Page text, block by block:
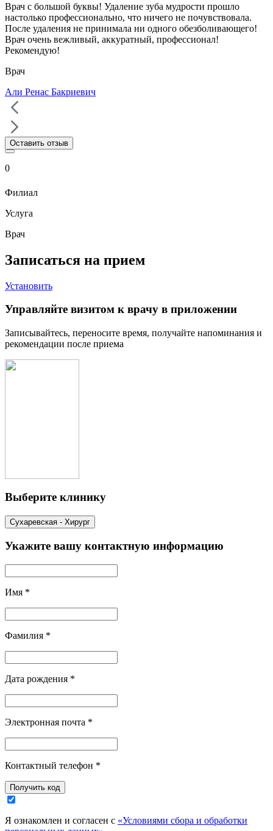
Врач с большой буквы! Удаление зуба мудрости прошло
настолько профессионально, что ничего не почувствовала.
После удаления не принимала ни одного обезболивающего!
Врач очень вежливый, аккуратный, профессионал!
Рекомендую!
Врач
Али Ренас Бакриевич
Оставить отзыв
0
Филиал
Услуга
Врач
Записаться на прием
Установить
Управляйте визитом к врачу в приложении
Записывайтесь, переносите время, получайте напоминания и
рекомендации после приема
Выберите клинику
Сухаревская - Хирург
Укажите вашу контактную информацию
Имя *
Фамилия *
Дата рождения *
Электронная почта *
Контактный телефон *
Я ознакомлен и согласен с «Условиями сбора и обработки